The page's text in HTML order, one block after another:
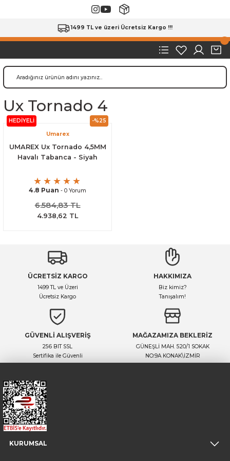
1499 TL ve üzeri Ücretsiz Kargo !!!
Ux Tornado 4
-%25
HEDİYELİ
Umarex
UMAREX Ux Tornado 4,5MM
Havalı Tabanca - Siyah
4.8 Puan - 0 Yorum
6.584,83 TL
4.938,62 TL
ÜCRETSİZ KARGO
1499 TL ve Üzeri
Ücretsiz Kargo
HAKKIMIZA
Biz kimiz?
Tanışalım!
GÜVENLİ ALIŞVERİŞ
256 BIT SSL
Sertifika ile Güvenli
MAĞAZAMIZA BEKLERİZ
GÜNEŞLİ MAH. 520/1 SOKAK
NO:9A KONAK\İZMİR
KURUMSAL